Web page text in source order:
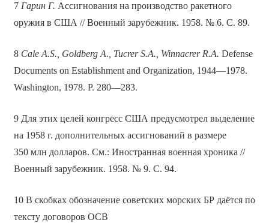
7 Гарин Г. Ассигнования на производство ракетного
оружия в США // Военный зарубежник. 1958. № 6. С. 89.
8 Cale A.S., Goldberg A., Tucrer S.A., Winnacrer R.A. Defense
Documents on Establishment and Organization, 1944—1978.
Washington, 1978. P. 280—283.
9 Для этих целей конгресс США предусмотрел выделение
на 1958 г. дополнительных ассигнований в размере
350 млн долларов. См.: Иностранная военная хроника //
Военный зарубежник. 1958. № 9. С. 94.
10 В скобках обозначение советских морских БР даётся по
тексту договоров ОСВ